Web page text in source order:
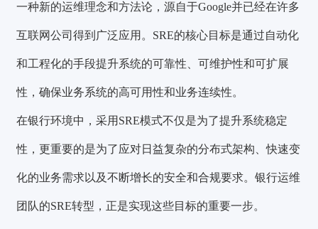
一种新的运维理念和方法论，源自于Google并已经在许多
互联网公司得到广泛应用。SRE的核心目标是通过自动化
和工程化的手段提升系统的可靠性、可维护性和可扩展
性，确保业务系统的高可用性和业务连续性。
在银行环境中，采用SRE模式不仅是为了提升系统稳定
性，更重要的是为了应对日益复杂的分布式架构、快速变
化的业务需求以及不断增长的安全和合规要求。银行运维
团队的SRE转型，正是实现这些目标的重要一步。